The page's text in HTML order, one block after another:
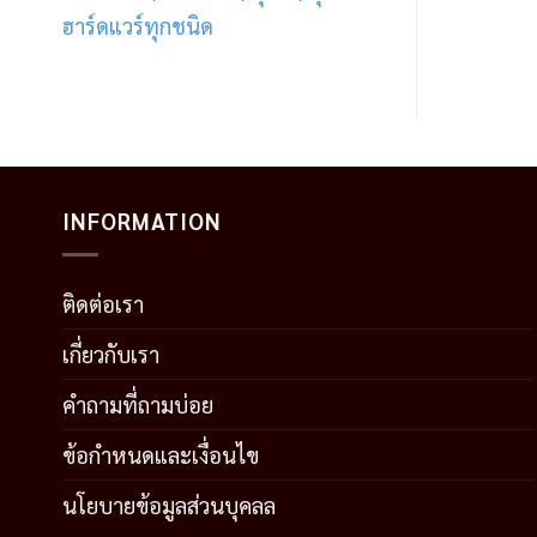
ฮาร์ดแวร์ทุกชนิด
INFORMATION
ติดต่อเรา
เกี่ยวกับเรา
คำถามที่ถามบ่อย
ข้อกำหนดและเงื่อนไข
นโยบายข้อมูลส่วนบุคลล